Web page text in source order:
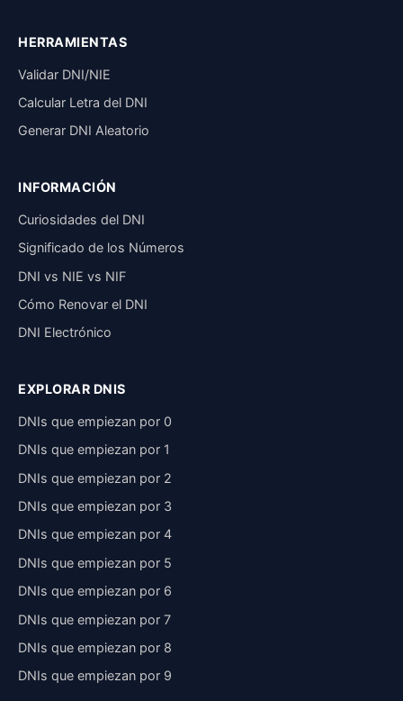
HERRAMIENTAS
Validar DNI/NIE
Calcular Letra del DNI
Generar DNI Aleatorio
INFORMACIÓN
Curiosidades del DNI
Significado de los Números
DNI vs NIE vs NIF
Cómo Renovar el DNI
DNI Electrónico
EXPLORAR DNIS
DNIs que empiezan por 0
DNIs que empiezan por 1
DNIs que empiezan por 2
DNIs que empiezan por 3
DNIs que empiezan por 4
DNIs que empiezan por 5
DNIs que empiezan por 6
DNIs que empiezan por 7
DNIs que empiezan por 8
DNIs que empiezan por 9